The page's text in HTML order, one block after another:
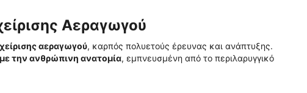
Αεραγωγού
αεραγωγού, καρπός πολυετούς έρευνας και ανάπτυξης.
την ανθρώπινη ανατομία, εμπνευσμένη από το περιλαρυγγικό